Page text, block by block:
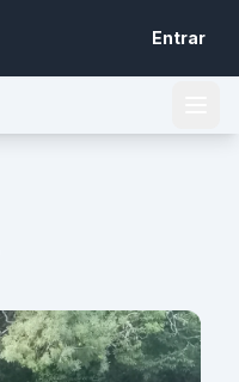
Entrar